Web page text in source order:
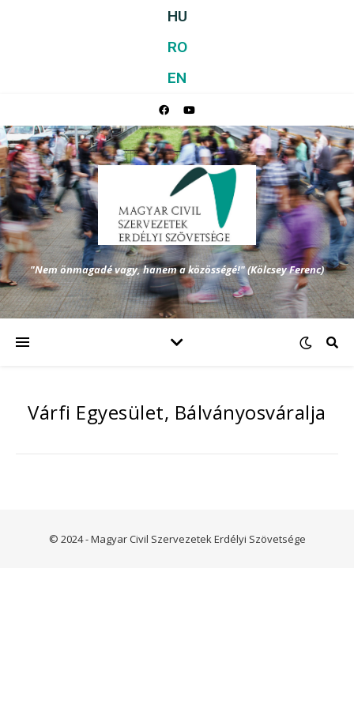
HU
RO
EN
"Nem önmagadé vagy, hanem a közösségé!" (Kölcsey Ferenc)
Várfi Egyesület, Bálványosváralja
© 2024 - Magyar Civil Szervezetek Erdélyi Szövetsége